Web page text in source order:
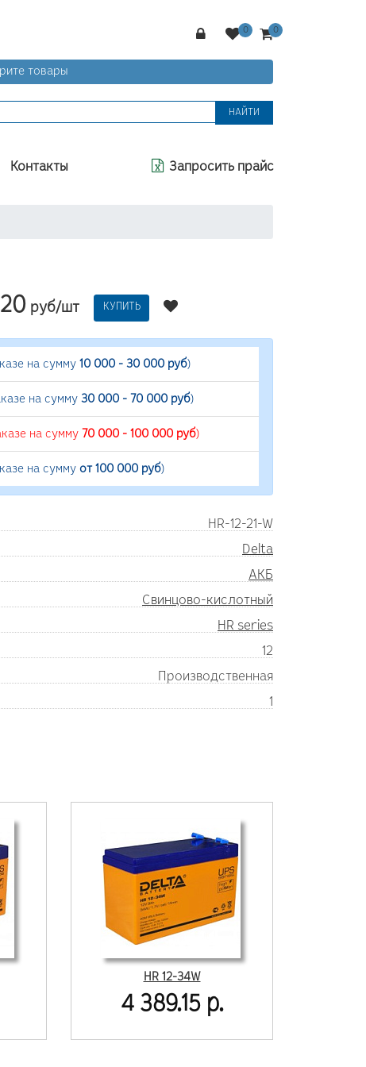
товары
НАЙТИ
Контакты Запросить прайс
руб/шт КУПИТЬ
на сумму 10 000 - 30 000 руб)
на сумму 30 000 - 70 000 руб)
на сумму 70 000 - 100 000 руб)
на сумму от 100 000 руб)
HR-12-21-W
Delta
АКБ
Свинцово-кислотный
HR series
12
Производственная
1
HR 12-34W
4 389.15 р.